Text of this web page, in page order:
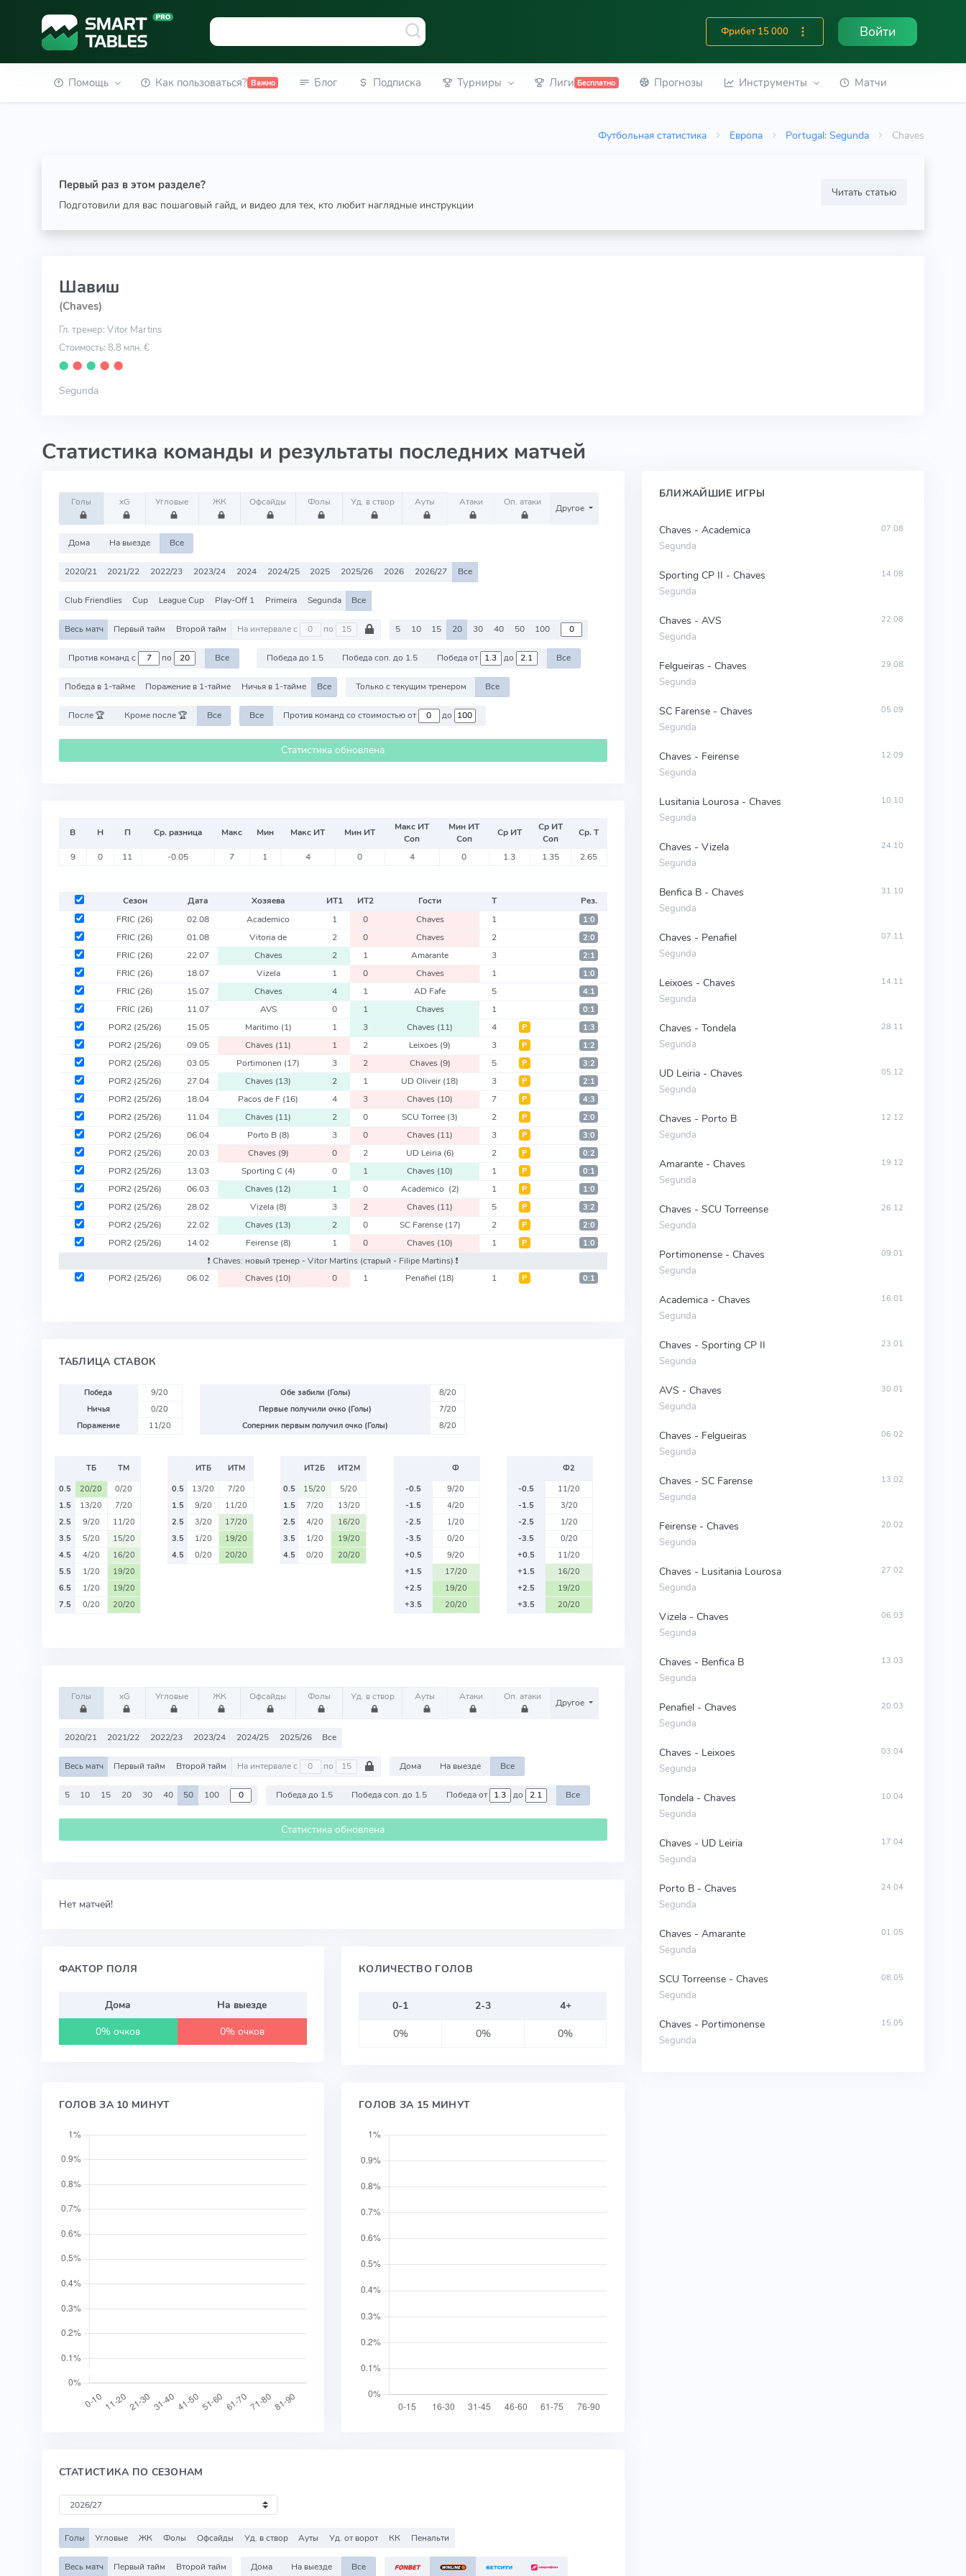
Фрибет 15 000 Войти
Помощь Как пользоваться? Важно Блог Подписка Турниры Лиги Бесплатно Прогнозы Инструменты Матчи
Футбольная статистика Европа Portugal: Segunda Chaves
Первый раз в этом разделе?
Подготовили для вас пошаговый гайд, и видео для тех, кто любит наглядные инструкции
Читать статью
Шавиш
(Chaves)
Гл. тренер: Vitor Martins
Стоимость: 8.8 млн. €
⬤ ⬤ ⬤ ⬤ ⬤
Segunda
Статистика команды и результаты последних матчей
Голы xG Угловые ЖК Офсайды Фолы Уд. в створ Ауты Атаки Оп. атаки
Другое
Дома На выезде Все
2020/21 2021/22 2022/23 2023/24 2024 2024/25 2025 2025/26 2026 2026/27 Все
Club Friendlies Cup League Cup Play-Off 1 Primeira Segunda Все
Весь матч Первый тайм Второй тайм На интервале с по 5 10 15 20 30 40 50 100
Против команд с по Все Победа до 1.5 Победа соп. до 1.5 Победа от до Все
Победа в 1-тайме Поражение в 1-тайме Ничья в 1-тайме Все Только с текущим тренером Все
После 🏆 Кроме после 🏆 Все Все Против команд со стоимостью от до
Статистика обновлена
В Н П Ср. разница Макс Мин Макс ИТ Мин ИТ
Макс ИТ
Соп
Мин ИТ
Соп
Ср ИТ
Ср ИТ
Соп
Ср. Т
9 0 11 -0.05 7 1 4 0 4 0 1.3 1.35 2.65
Сезон Дата Хозяева ИТ1 ИТ2 Гости Т
Рез.
FRIC (26) 02.08 Academico 1 0 Chaves 1 1:0
FRIC (26) 01.08 Vitoria de 2 0 Chaves 2 2:0
FRIC (26) 22.07 Chaves 2 1 Amarante 3 2:1
FRIC (26) 18.07 Vizela 1 0 Chaves 1 1:0
FRIC (26) 15.07 Chaves 4 1 AD Fafe 5 4:1
FRIC (26) 11.07 AVS 0 1 Chaves 1 0:1
POR2 (25/26) 15.05 Maritimo (1) 1 3 Chaves (11) 4 Р 1:3
POR2 (25/26) 09.05 Chaves (11) 1 2 Leixoes (9) 3 Р 1:2
POR2 (25/26) 03.05 Portimonen (17) 3 2 Chaves (9) 5 Р 3:2
POR2 (25/26) 27.04 Chaves (13) 2 1 UD Oliveir(18) 3 Р 2:1
POR2 (25/26) 18.04 Pacos de F (16) 4 3 Chaves (10) 7 Р 4:3
POR2 (25/26) 11.04 Chaves (11) 2 0 SCU Torree (3) 2 Р 2:0
POR2 (25/26) 06.04 Porto B (8) 3 0 Chaves (11) 3 Р 3:0
POR2 (25/26) 20.03 Chaves (9) 0 2 UD Leiria (6) 2 Р 0:2
POR2 (25/26) 13.03 Sporting C (4) 0 1 Chaves (10) 1 Р 0:1
POR2 (25/26) 06.03 Chaves (12) 1 0 Academico (2) 1 Р 1:0
POR2 (25/26) 28.02 Vizela (8) 3 2 Chaves (11) 5 Р 3:2
POR2 (25/26) 22.02 Chaves (13) 2 0 SC Farense (17) 2 Р 2:0
POR2 (25/26) 14.02 Feirense (8) 1 0 Chaves (10) 1 Р 1:0
❗️ Chaves: новый тренер - Vitor Martins (старый - Filipe Martins) ❗️
POR2 (25/26) 06.02 Chaves (10) 0 1 Penafiel (18) 1 Р 0:1
ТАБЛИЦА СТАВОК
Победа
9/20
Ничья
0/20
Поражение
11/20
Обе забили (Голы)
8/20
Первые получили очко (Голы)
7/20
Соперник первым получил очко (Голы)
8/20
ТБ
ТМ
0.5
20/20
0/20
1.5
13/20
7/20
2.5
9/20
11/20
3.5
5/20
15/20
4.5
4/20
16/20
5.5
1/20
19/20
6.5
1/20
19/20
7.5
0/20 20/20
ИТБ
ИТМ
0.5
13/20
7/20
1.5
9/20
11/20
2.5
3/20
17/20
3.5
1/20
19/20
4.5
0/20 20/20
ИТ2Б
ИТ2М
0.5
15/20
5/20
1.5
7/20
13/20
2.5
4/20
16/20
3.5
1/20
19/20
4.5
0/20 20/20
Ф
-0.5
9/20
-1.5
4/20
-2.5
1/20
-3.5
0/20
+0.5
9/20
+1.5
17/20
+2.5
19/20
+3.5
20/20
Ф2
-0.5
11/20
-1.5
3/20
-2.5
1/20
-3.5
0/20
+0.5
11/20
+1.5
16/20
+2.5
19/20
+3.5
20/20
Голы xG Угловые ЖК Офсайды Фолы Уд. в створ Ауты Атаки Оп. атаки
Другое
2020/21 2021/22 2022/23 2023/24 2024/25 2025/26 Все
Весь матч Первый тайм Второй тайм На интервале с по Дома На выезде Все
5 10 15 20 30 40 50 100 Победа до 1.5 Победа соп. до 1.5 Победа от до Все
Статистика обновлена
Нет матчей!
ФАКТОР ПОЛЯ
Дома
На выезде
0% очков
0% очков
КОЛИЧЕСТВО ГОЛОВ
0-1 2-3
4+
0%
0% 0%
ГОЛОВ ЗА 10 МИНУТ ГОЛОВ ЗА 15 МИНУТ
СТАТИСТИКА ПО СЕЗОНАМ
Голы Угловые ЖК Фолы Офсайды Уд. в створ Ауты Уд. от ворот КК Пенальти
Весь матч Первый тайм Второй тайм Дома На выезде Все
БЛИЖАЙШИЕ ИГРЫ
Chaves - Academica
Segunda
07.08
Sporting CP II - Chaves
Segunda
14.08
Chaves - AVS
Segunda
22.08
Felgueiras - Chaves
Segunda
29.08
SC Farense - Chaves
Segunda
05.09
Chaves - Feirense
Segunda
12.09
Lusitania Lourosa - Chaves
Segunda
10.10
Chaves - Vizela
Segunda
24.10
Benfica B - Chaves
Segunda
31.10
Chaves - Penafiel
Segunda
07.11
Leixoes - Chaves
Segunda
14.11
Chaves - Tondela
Segunda
28.11
UD Leiria - Chaves
Segunda
05.12
Chaves - Porto B
Segunda
12.12
Amarante - Chaves
Segunda
19.12
Chaves - SCU Torreense
Segunda
26.12
Portimonense - Chaves
Segunda
09.01
Academica - Chaves
Segunda
16.01
Chaves - Sporting CP II
Segunda
23.01
AVS - Chaves
Segunda
30.01
Chaves - Felgueiras
Segunda
06.02
Chaves - SC Farense
Segunda
13.02
Feirense - Chaves
Segunda
20.02
Chaves - Lusitania Lourosa
Segunda
27.02
Vizela - Chaves
Segunda
06.03
Chaves - Benfica B
Segunda
13.03
Penafiel - Chaves
Segunda
20.03
Chaves - Leixoes
Segunda
03.04
Tondela - Chaves
Segunda
10.04
Chaves - UD Leiria
Segunda
17.04
Porto B - Chaves
Segunda
24.04
Chaves - Amarante
Segunda
01.05
SCU Torreense - Chaves
Segunda
08.05
Chaves - Portimonense
Segunda
15.05